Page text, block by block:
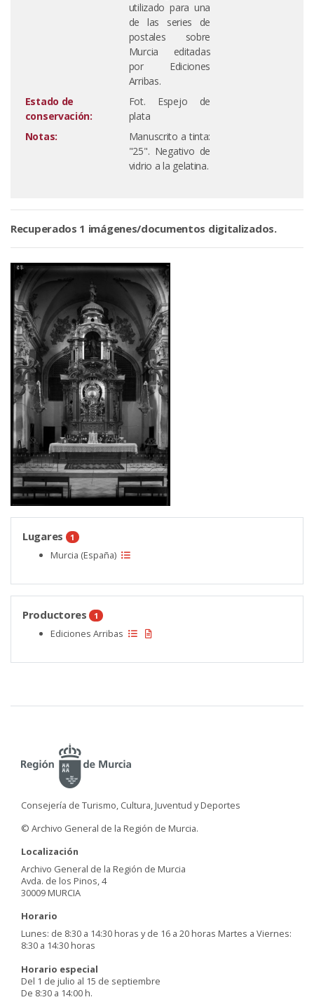
utilizado para una
de las series de
postales sobre
Murcia editadas
por Ediciones
Arribas.
Estado de
conservación:
Fot. Espejo de
plata
Notas:
Manuscrito a tinta:
"25". Negativo de
vidrio a la gelatina.
Recuperados 1 imágenes/documentos digitalizados.
Lugares 1
Murcia (España)
Productores 1
Ediciones Arribas
Consejería de Turismo, Cultura, Juventud y Deportes
© Archivo General de la Región de Murcia.
Localización
Archivo General de la Región de Murcia
Avda. de los Pinos, 4
30009 MURCIA
Horario
Lunes: de 8:30 a 14:30 horas y de 16 a 20 horas Martes a Viernes:
8:30 a 14:30 horas
Horario especial
Del 1 de julio al 15 de septiembre
De 8:30 a 14:00 h.